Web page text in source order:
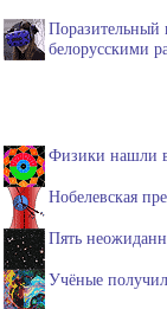
Поразительный
белорусскими
Физики нашли
Нобелевская
Пять
Учёные